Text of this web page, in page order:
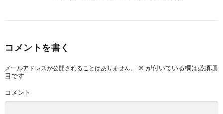
コメントを書く
メールアドレスが公開されることはありません。 ※ が付いている欄は必須項
目です
コメント